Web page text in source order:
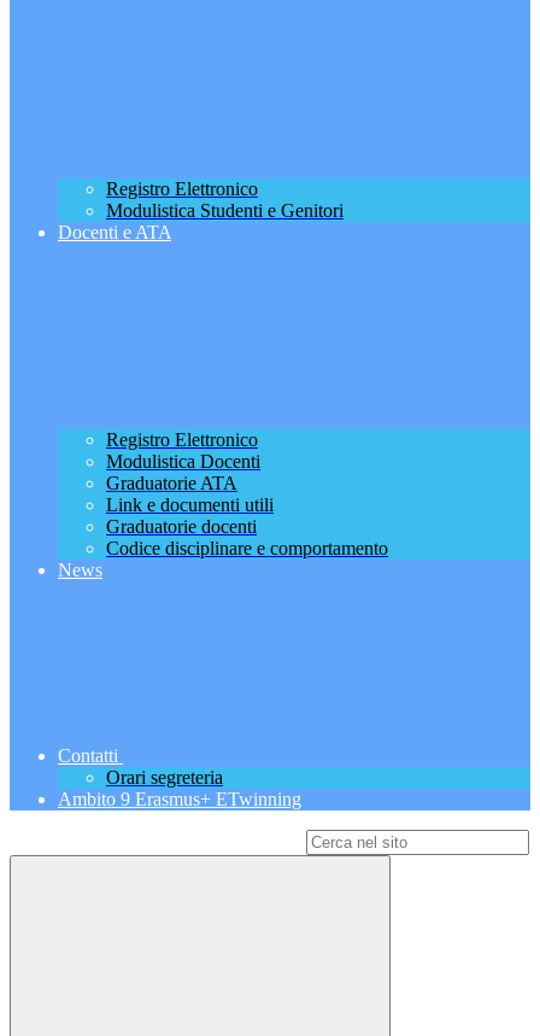
Registro Elettronico
Modulistica Studenti e Genitori
Docenti e ATA
Registro Elettronico
Modulistica Docenti
Graduatorie ATA
Link e documenti utili
Graduatorie docenti
Codice disciplinare e comportamento
News
Contatti
Orari segreteria
Ambito 9 Erasmus+ ETwinning